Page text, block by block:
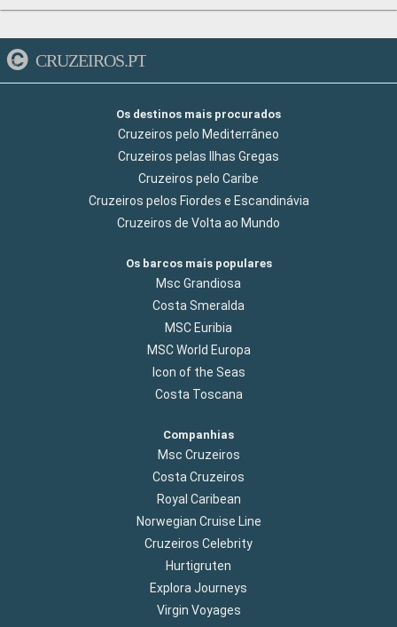
CRUZEIROS.PT
Os destinos mais procurados
Cruzeiros pelo Mediterrâneo
Cruzeiros pelas Ilhas Gregas
Cruzeiros pelo Caribe
Cruzeiros pelos Fiordes e Escandinávia
Cruzeiros de Volta ao Mundo
Os barcos mais populares
Msc Grandiosa
Costa Smeralda
MSC Euribia
MSC World Europa
Icon of the Seas
Costa Toscana
Companhias
Msc Cruzeiros
Costa Cruzeiros
Royal Caribean
Norwegian Cruise Line
Cruzeiros Celebrity
Hurtigruten
Explora Journeys
Virgin Voyages